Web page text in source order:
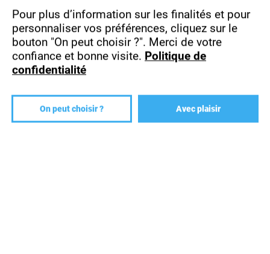
Aucun résultat ne correspond à ce(s) critère(s)
IPAC DESIGN
Pour plus d’information sur les finalités et pour
personnaliser vos préférences, cliquez sur le
bouton "On peut choisir ?". Merci de votre
confiance et bonne visite. Politique de
confidentialité
On peut choisir ? Avec plaisir